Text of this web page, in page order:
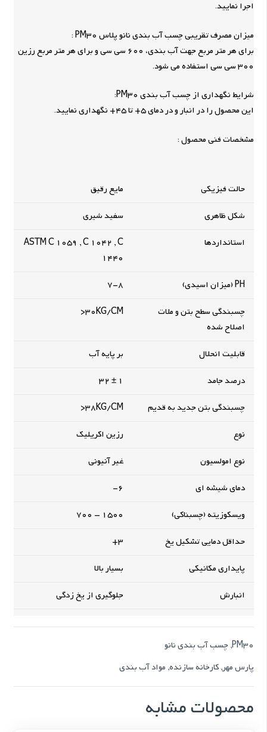
اجرا نمایید.
میزان مصرف تقریبی چسب آب بندی نانو پلاس PM30 :
برای هر متر مربع جهت آب بندی، 600 سی سی و برای هر متر مربع رزین
300 سی سی استفاده می شود.
شرایط نگهداری از چسب آب بندی PM30:
این محصول را در انبار و در دمای 5+ تا 45+ نگهداری نمایید.
مشخصات فنی محصول :
حالت فیزیکی
مایع رقیق
شکل ظاهری
سفید شیری
استانداردها
ASTM C 1059 , C 1042 , C
1440
PH (میزان اسیدی)
7-8
چسبندگی سطح بتن و ملات
اصلاح شده
30KG/CM<
قابلیت انحلال
بر پایه آب
درصد جامد
1 ± 32
چسبندگی بتن جدید به قدیم
38KG/CM<
نوع
رزین اکریلیک
نوع امولسیون
غیر آنیونی
دمای شیشه ای
6-
ویسکوزیته (چسبناکی)
1500 – 700
حداقل دمایی تشکیل یخ
3+
پایداری مکانیکی
بسیار بالا
انبارش
جلوگیری از یخ زدگی
PM30
,چسب آب بندی نانو
پارس مهر,کارخانه سازنده, مواد آب بندی
محصولات مشابه